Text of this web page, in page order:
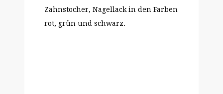
Zahnstocher, Nagellack in den Farben
rot, grün und schwarz.